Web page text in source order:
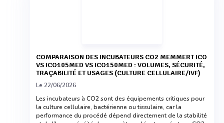
COMPARAISON DES INCUBATEURS CO2 MEMMERT ICO
VS ICO105MED VS ICO150MED : VOLUMES, SÉCURITÉ,
TRAÇABILITÉ ET USAGES (CULTURE CELLULAIRE/IVF)
Le 22/06/2026
Les incubateurs à CO2 sont des équipements critiques pour
la culture cellulaire, bactérienne ou tissulaire, car la
performance du procédé dépend directement de la stabilité